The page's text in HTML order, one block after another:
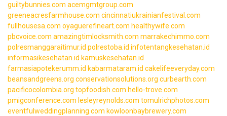
guiltybunnies.com acemgmtgroup.com
greeneacresfarmhouse.com cincinnatiukrainianfestival.com
fullhousesa.com oyaguerefineart.com healthywife.com
pbcvoice.com amazingtimlocksmith.com marrakechimmo.com
polresmanggaraitimur.id polrestoba.id infotentangkesehatan.id
informasikesehatan.id kamuskesehatan.id
farmasiapotekerumm.id kabarmataram.id cakelifeeveryday.com
beansandgreens.org conservationsolutions.org curbearth.com
pacificocolombia.org topfoodish.com hello-trove.com
pmigconference.com lesleyreynolds.com tomulrichphotos.com
eventfulweddingplanning.com kowloonbaybrewery.com